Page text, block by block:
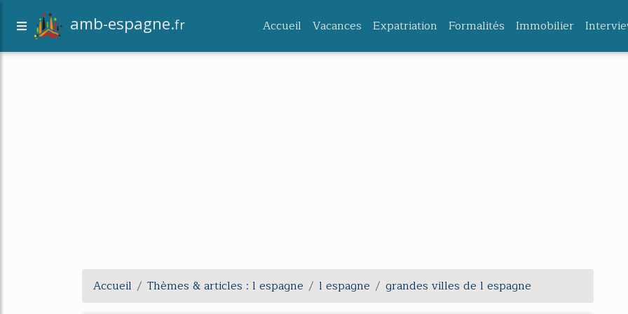
amb-espagne.fr Accueil Vacances Expatriation Formalités Immobilier
Accueil Thèmes & articles : l espagne l espagne grandes villes de l espagne